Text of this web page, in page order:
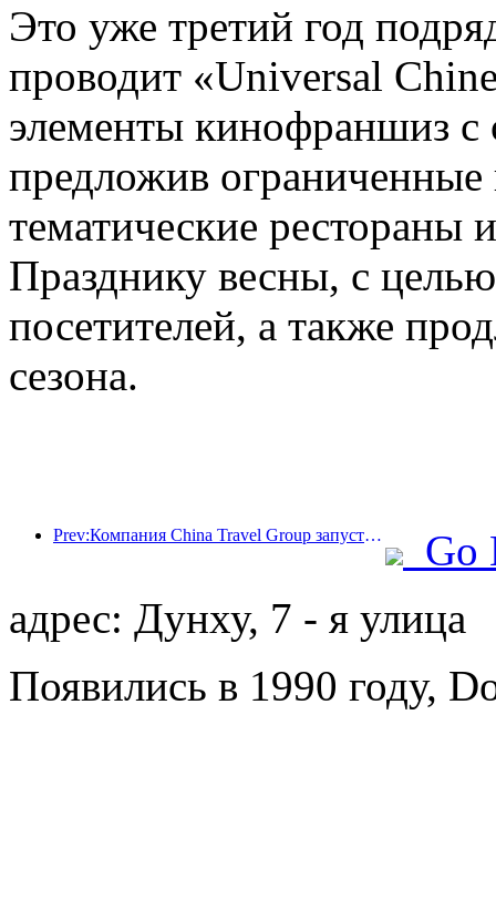
Это уже третий год
проводит «Universal
элементы кинофраншиз
предложив ограниченные
тематические
Празднику весны, с
посетителей, а также
сезона.
Prev:Компания China Travel Group запустила бренд 'China Travel Good Times' для расширения своего присутствия на рынке туризма для пожилых людей.
Go
адрес: Дунху, 7 - я улица
Появились в 1990 году,